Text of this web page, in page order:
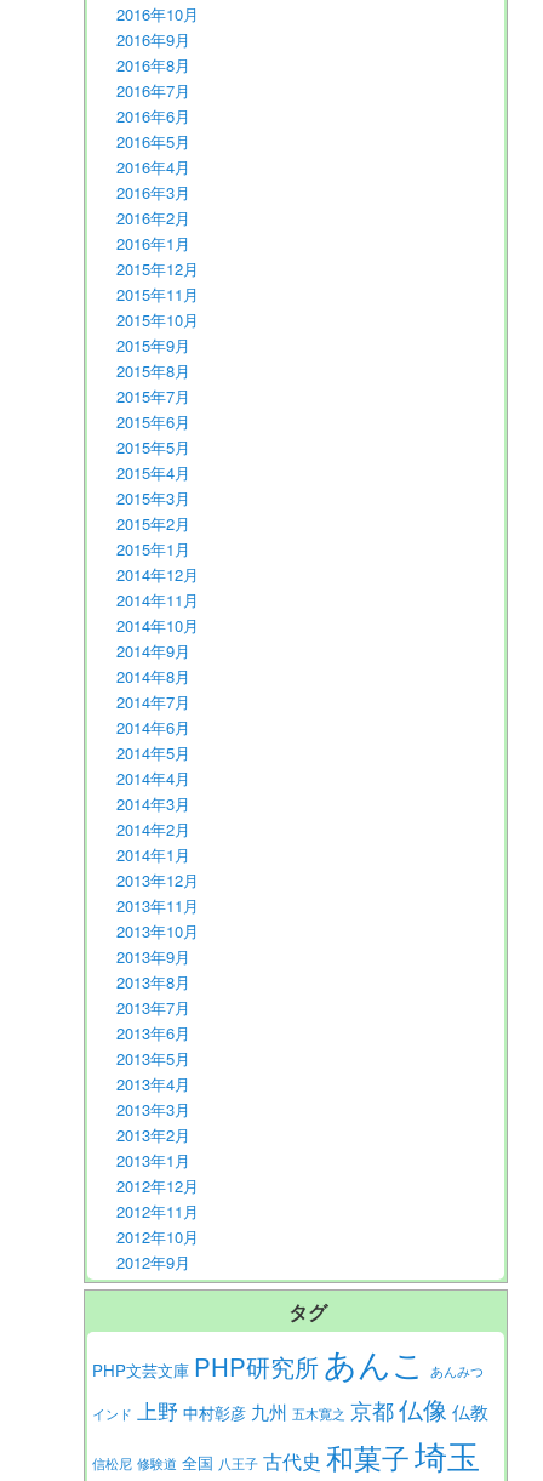
2016年10月
2016年9月
2016年8月
2016年7月
2016年6月
2016年5月
2016年4月
2016年3月
2016年2月
2016年1月
2015年12月
2015年11月
2015年10月
2015年9月
2015年8月
2015年7月
2015年6月
2015年5月
2015年4月
2015年3月
2015年2月
2015年1月
2014年12月
2014年11月
2014年10月
2014年9月
2014年8月
2014年7月
2014年6月
2014年5月
2014年4月
2014年3月
2014年2月
2014年1月
2013年12月
2013年11月
2013年10月
2013年9月
2013年8月
2013年7月
2013年6月
2013年5月
2013年4月
2013年3月
2013年2月
2013年1月
2012年12月
2012年11月
2012年10月
2012年9月
タグ
PHP文芸文庫 PHP研究所あんこ あんみつ
インド 上野 中村彰彦 九州 五木寛之 京都仏像 仏教
信松尼 修験道 全国 八王子 古代史 和菓子埼玉